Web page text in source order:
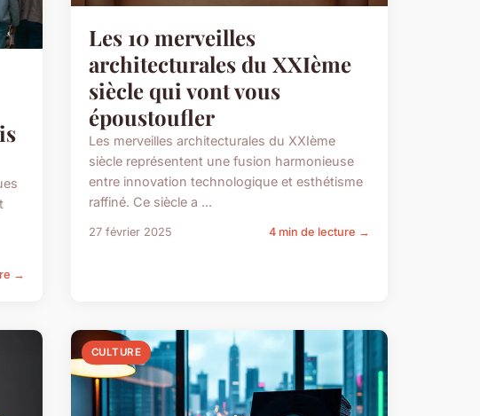
→
Les 10 merveilles
architecturales du XXIème
siècle qui vont vous
époustoufler
Les merveilles architecturales du XXIème
siècle représentent une fusion harmonieuse
entre innovation technologique et esthétisme
raffiné. Ce siècle a ...
27 février 2025 4 min de lecture →
CULTURE